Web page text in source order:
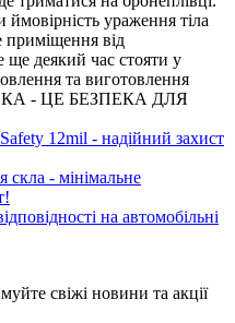
ураження тіла
приміщення від
деякий час стояти у
та виготовлення
- ЦЕ БЕЗПЕКА ДЛЯ
12mil - надійний захист
скла - мінімальне
на автомобільні
свіжі новини та акції